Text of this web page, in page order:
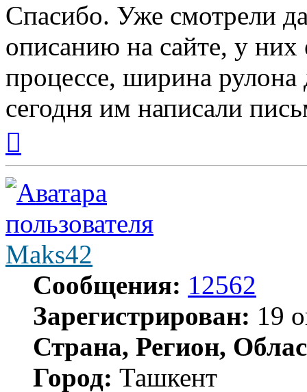
Спасибо. Уже смотрели
описанию на сайте, у них
процессе, ширина
сегодня им написали
началу
Maks42
Сообщения: 12562
Зарегистрирован: 19
Страна, Регион,
Город: Ташкент